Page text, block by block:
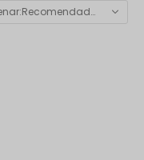
Recomendados